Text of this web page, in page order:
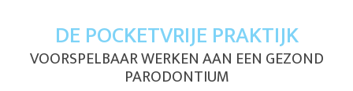
DE POCKETVRIJE PRAKTIJK
VOORSPELBAAR WERKEN AAN EEN GEZOND
PARODONTIUM